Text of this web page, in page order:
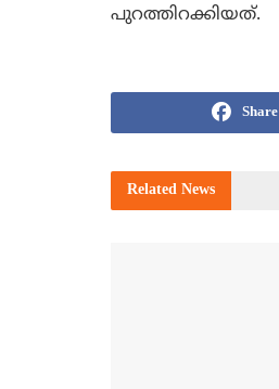
പുറത്തിറക്കിയത്.
Share
Related News